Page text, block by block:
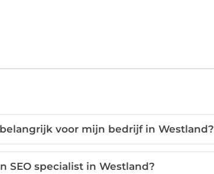
voor mijn bedrijf in Westland?
SEO specialist in Westland?